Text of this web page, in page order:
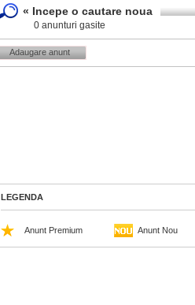
« Incepe o cautare noua
0 anunturi gasite
Adaugare anunt
LEGENDA
Anunt Premium Anunt Nou